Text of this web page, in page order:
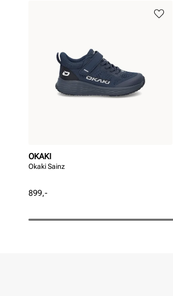
OKAKI
Okaki Sainz
Pris
899,-